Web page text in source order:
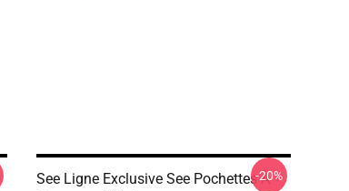
See Ligne Exclusive See Pochettes À-20%